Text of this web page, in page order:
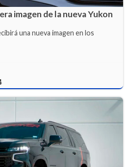
imagen de la nueva Yukon
una nueva imagen en los